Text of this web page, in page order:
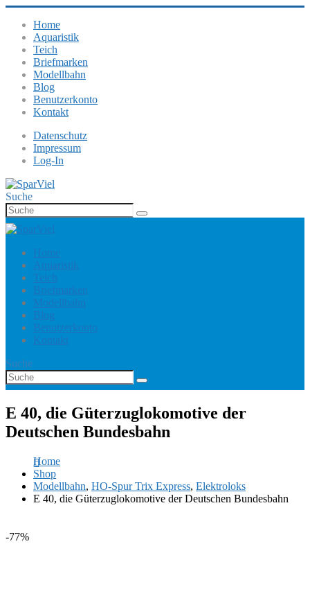
Home
Aquaristik
Teich
Briefmarken
Modellbahn
Blog
Benutzerkonto
Kontakt
Datenschutz
Impressum
Log-In
Suche
Home
Aquaristik
Teich
Briefmarken
Modellbahn
Blog
Benutzerkonto
Kontakt
Suche
E 40, die Güterzuglokomotive der
Deutschen Bundesbahn
Home
Shop
Modellbahn, HO-Spur Trix Express, Elektroloks
E 40, die Güterzuglokomotive der Deutschen Bundesbahn
-77%